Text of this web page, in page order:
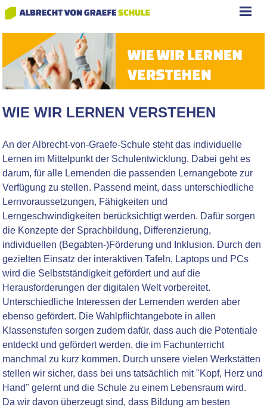
WIE WIR LERNEN VERSTEHEN
An der Albrecht-von-Graefe-Schule steht das individuelle
Lernen im Mittelpunkt der Schulentwicklung. Dabei geht es
darum, für alle Lernenden die passenden Lernangebote zur
Verfügung zu stellen. Passend meint, dass unterschiedliche
Lernvoraussetzungen, Fähigkeiten und
Lerngeschwindigkeiten berücksichtigt werden. Dafür sorgen
die Konzepte der Sprachbildung, Differenzierung,
individuellen (Begabten-)Förderung und Inklusion. Durch den
gezielten Einsatz der interaktiven Tafeln, Laptops und PCs
wird die Selbstständigkeit gefördert und auf die
Herausforderungen der digitalen Welt vorbereitet.
Unterschiedliche Interessen der Lernenden werden aber
ebenso gefördert. Die Wahlpflichtangebote in allen
Klassenstufen sorgen zudem dafür, dass auch die Potentiale
entdeckt und gefördert werden, die im Fachunterricht
manchmal zu kurz kommen. Durch unsere vielen Werkstätten
stellen wir sicher, dass bei uns tatsächlich mit "Kopf, Herz und
Hand" gelernt und die Schule zu einem Lebensraum wird.
Da wir davon überzeugt sind, dass Bildung am besten